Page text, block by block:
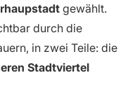
gewählt.
durch die
in zwei Teile: die
Stadtviertel